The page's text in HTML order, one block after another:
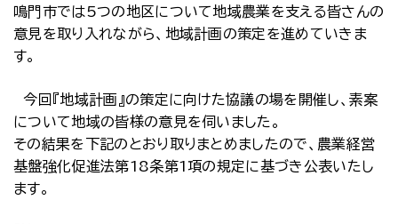
鳴門市では5つの地区について地域農業を支える皆さんの
意見を取り入れながら、地域計画の策定を進めていきま
す。
今回『地域計画』の策定に向けた協議の場を開催し、素案
について地域の皆様の意見を伺いました。
その結果を下記のとおり取りまとめましたので、農業経営
基盤強化促進法第18条第1項の規定に基づき公表いたし
ます。